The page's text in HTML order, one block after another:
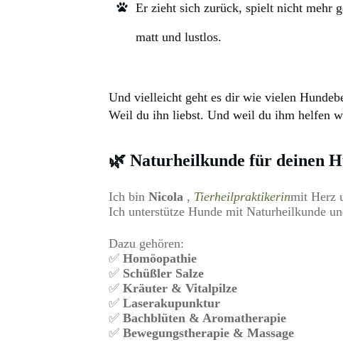
Er zieht sich zurück, spielt nicht mehr
matt und lustlos.
Und vielleicht geht es dir wie vielen
Weil du ihn liebst. Und weil du ihm helfen
🌿 Naturheilkunde für deinen
Ich bin Nicola , Tierheilpraktikerinmit Herz
Ich unterstütze Hunde mit Naturheilkunde
Dazu gehören:
✅ Homöopathie
✅ Schüßler Salze
✅ Kräuter & Vitalpilze
✅ Laserakupunktur
✅ Bachblüten & Aromatherapie
✅ Bewegungstherapie & Massage